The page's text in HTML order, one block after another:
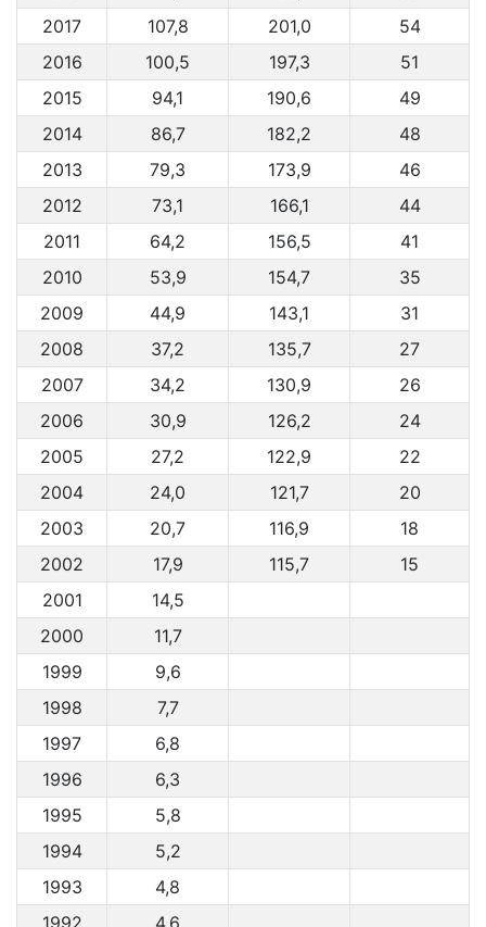
2017
107,8 201,0
54
2016
100,5 197,3
51
2015
94,1 190,6
49
2014
86,7 182,2
48
2013
79,3 173,9
46
2012
73,1 166,1
44
2011
64,2 156,5
41
2010
53,9 154,7
35
2009
44,9 143,1
31
2008
37,2 135,7
27
2007
34,2 130,9
26
2006
30,9 126,2
24
2005
27,2 122,9
22
2004
24,0 121,7
20
2003
20,7 116,9
18
2002
17,9 115,7
15
2001
14,5
2000
11,7
1999
9,6
1998
7,7
1997
6,8
1996
6,3
1995
5,8
1994
5,2
1993
4,8